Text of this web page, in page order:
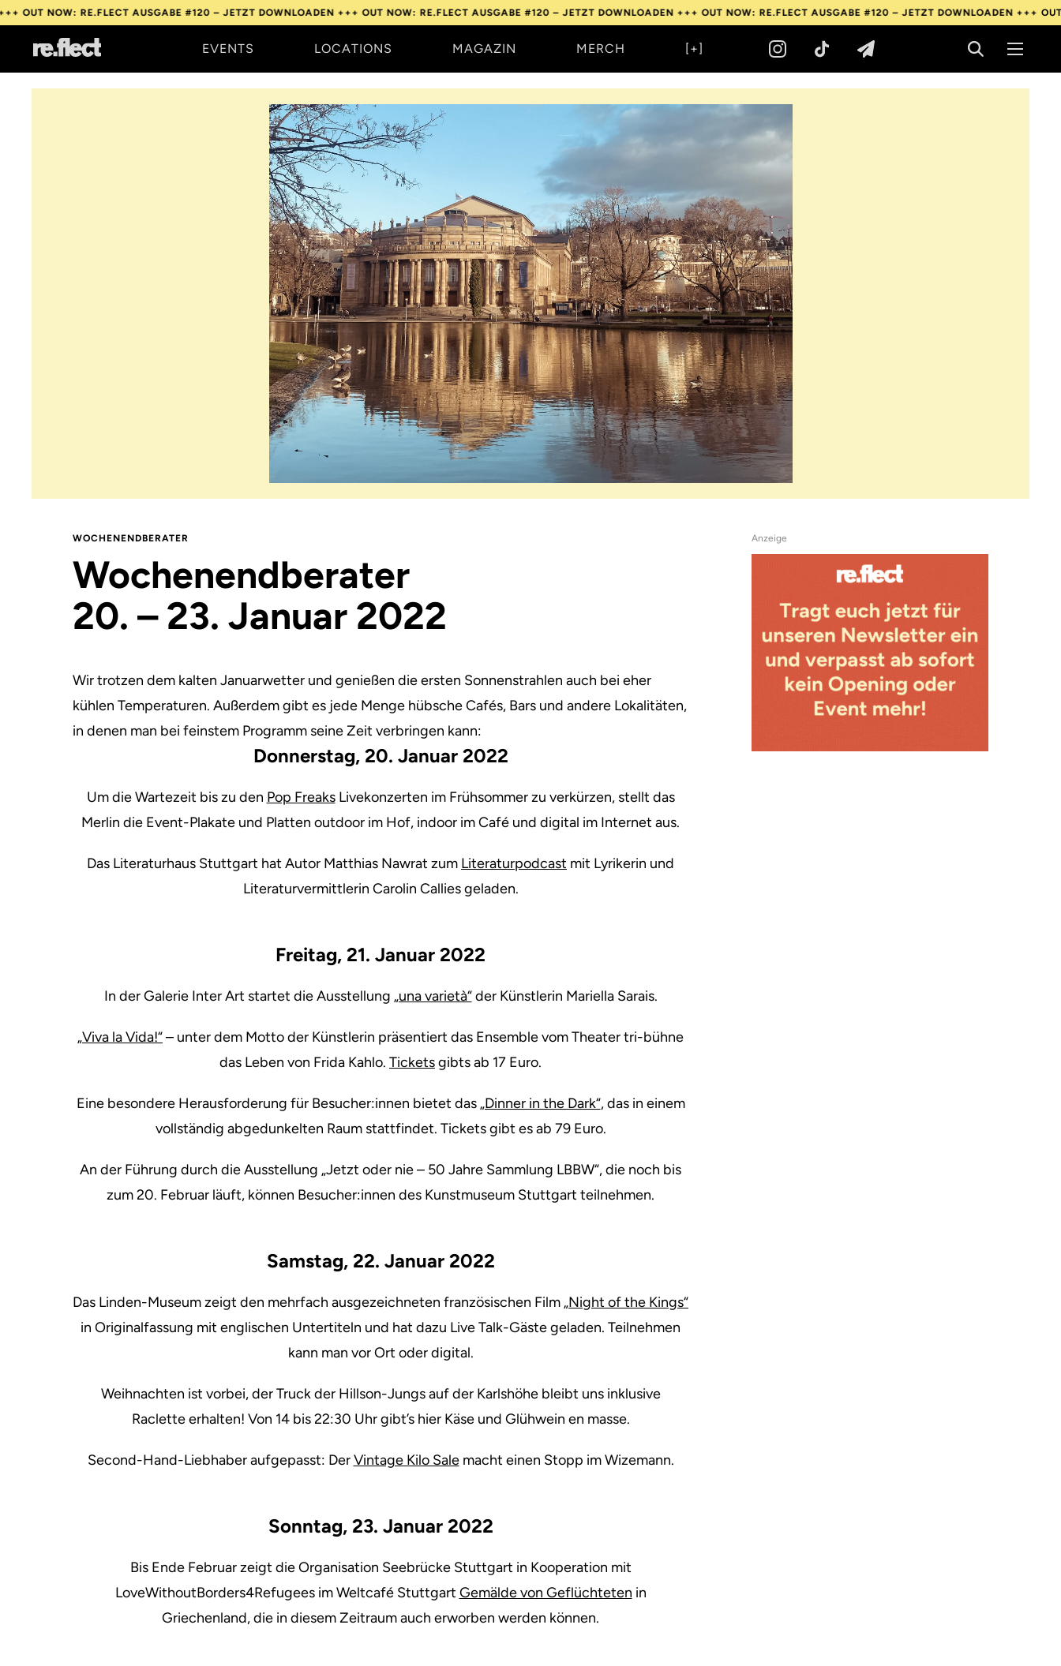
RE.FLECT AUSGABE #120 – JETZT DOWNLOADEN +++OUT NOW: RE.FLECT AUSGABE #120 – JETZT DOWNLOADEN +++OUT NOW: RE.FLECT AUSGABE #120 – JETZT DOWNLOADEN +++OUT NOW:
EVENTS LOCATIONS MAGAZIN MERCH [+]
WOCHENENDBERATER
Wochenendberater
20. – 23. Januar 2022
Wir trotzen dem kalten Januarwetter und genießen die ersten Sonnenstrahlen auch bei eher
kühlen Temperaturen. Außerdem gibt es jede Menge hübsche Cafés, Bars und andere Lokalitäten,
in denen man bei feinstem Programm seine Zeit verbringen kann:
Donnerstag, 20. Januar 2022
Um die Wartezeit bis zu den Pop FreaksLivekonzerten im Frühsommer zu verkürzen, stellt das
Merlin die Event-Plakate und Platten outdoor im Hof, indoor im Café und digital im Internet aus.
Das Literaturhaus Stuttgart hat Autor Matthias Nawrat zum Literaturpodcast mit Lyrikerin und
Literaturvermittlerin Carolin Callies geladen.
Freitag, 21. Januar 2022
In der Galerie Inter Art startet die Ausstellung „una varietà“der Künstlerin Mariella Sarais.
„Viva la Vida!“– unter dem Motto der Künstlerin präsentiert das Ensemble vom Theater tri-bühne
das Leben von Frida Kahlo. Ticketsgibts ab 17 Euro.
Eine besondere Herausforderung für Besucher:innen bietet das „Dinner in the Dark“, das in einem
vollständig abgedunkelten Raum stattfindet. Tickets gibt es ab 79 Euro.
An der Führung durch die Ausstellung „Jetzt oder nie – 50 Jahre Sammlung LBBW“, die noch bis
zum 20. Februar läuft, können Besucher:innen des Kunstmuseum Stuttgart teilnehmen.
Samstag, 22. Januar 2022
Das Linden-Museum zeigt den mehrfach ausgezeichneten französischen Film „Night of the Kings“
in Originalfassung mit englischen Untertiteln und hat dazu Live Talk-Gäste geladen. Teilnehmen
kann man vor Ort oder digital.
Weihnachten ist vorbei, der Truck der Hillson-Jungs auf der Karlshöhe bleibt uns inklusive
Raclette erhalten! Von 14 bis 22:30 Uhr gibt’s hier Käse und Glühwein en masse.
Second-Hand-Liebhaber aufgepasst: DerVintage Kilo Salemacht einen Stopp im Wizemann.
Sonntag, 23. Januar 2022
Bis Ende Februar zeigt die Organisation Seebrücke Stuttgart in Kooperation mit
LoveWithoutBorders4Refugees im Weltcafé Stuttgart Gemälde von Geflüchteten in
Griechenland, die in diesem Zeitraum auch erworben werden können.
Anzeige